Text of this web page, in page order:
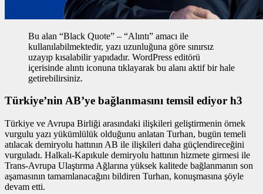
Bu alan “Black Quote” – “Alıntı” amacı ile
kullanılabilmektedir, yazı uzunluğuna göre sınırsız
uzayıp kısalabilir yapıdadır. WordPress editörü
içerisinde alıntı iconuna tıklayarak bu alanı aktif bir hale
getirebilirsiniz.
Türkiye’nin AB’ye bağlanmasını temsil ediyor h3
Türkiye ve Avrupa Birliği arasındaki ilişkileri geliştirmenin örnek
vurgulu yazı yükümlülük olduğunu anlatan Turhan, bugün temeli
atılacak demiryolu hattının AB ile ilişkileri daha güçlendireceğini
vurguladı. Halkalı-Kapıkule demiryolu hattının hizmete girmesi ile
Trans-Avrupa Ulaştırma Ağlarına yüksek kalitede bağlanmanın son
aşamasının tamamlanacağını bildiren Turhan, konuşmasına şöyle
devam etti.